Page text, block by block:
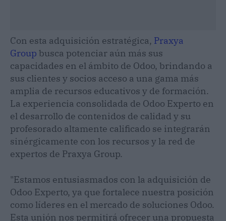
Con esta adquisición estratégica, Praxya
Group busca potenciar aún más sus
capacidades en el ámbito de Odoo, brindando a
sus clientes y socios acceso a una gama más
amplia de recursos educativos y de formación.
La experiencia consolidada de Odoo Experto en
el desarrollo de contenidos de calidad y su
profesorado altamente calificado se integrarán
sinérgicamente con los recursos y la red de
expertos de Praxya Group.
"Estamos entusiasmados con la adquisición de
Odoo Experto, ya que fortalece nuestra posición
como líderes en el mercado de soluciones Odoo.
Esta unión nos permitirá ofrecer una propuesta